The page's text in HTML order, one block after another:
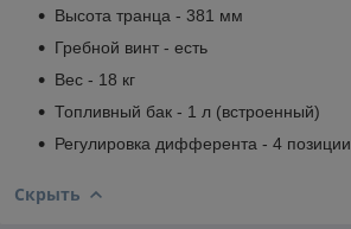
Высота транца - 381 мм
Гребной винт - есть
Вес - 18 кг
Топливный бак - 1 л (встроенный)
Регулировка дифферента - 4 позиции
Скрыть